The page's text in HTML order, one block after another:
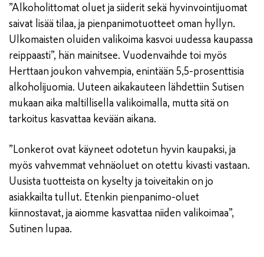
”Alkoholittomat oluet ja siiderit sekä hyvinvointijuomat
saivat lisää tilaa, ja pienpanimotuotteet oman hyllyn.
Ulkomaisten oluiden valikoima kasvoi uudessa kaupassa
reippaasti”, hän mainitsee. Vuodenvaihde toi myös
Herttaan joukon vahvempia, enintään 5,5-prosenttisia
alkoholijuomia. Uuteen aikakauteen lähdettiin Sutisen
mukaan aika maltillisella valikoimalla, mutta sitä on
tarkoitus kasvattaa kevään aikana.
”Lonkerot ovat käyneet odotetun hyvin kaupaksi, ja
myös vahvemmat vehnäoluet on otettu kivasti vastaan.
Uusista tuotteista on kyselty ja toiveitakin on jo
asiakkailta tullut. Etenkin pienpanimo-oluet
kiinnostavat, ja aiomme kasvattaa niiden valikoimaa”,
Sutinen lupaa.